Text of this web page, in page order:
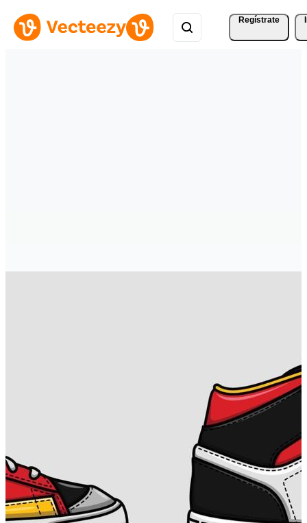
Regístrate